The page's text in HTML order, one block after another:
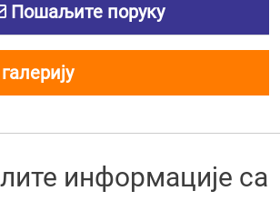
Пошаљите поруку
информације са